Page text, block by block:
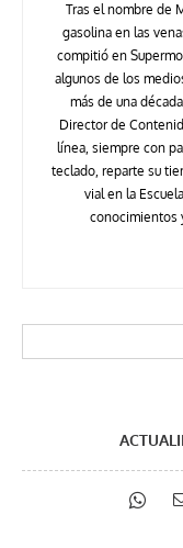
Tras el nombre de
gasolina en las
compitió en
algunos de los
más de una
Director de
línea, siempre con
teclado, reparte su
vial en la
conocimientos